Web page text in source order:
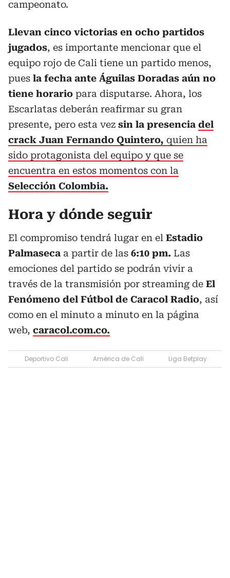
campeonato.
Llevan cinco victorias en ocho partidos
jugados, es importante mencionar que el
equipo rojo de Cali tiene un partido menos,
pues la fecha ante Águilas Doradas aún no
tiene horario para disputarse. Ahora, los
Escarlatas deberán reafirmar su gran
presente, pero esta vez sin la presencia del
crack Juan Fernando Quintero, quien ha
sido protagonista del equipo y que se
encuentra en estos momentos con la
Selección Colombia.
Hora y dónde seguir
El compromiso tendrá lugar en el Estadio
Palmaseca a partir de las 6:10 pm. Las
emociones del partido se podrán vivir a
través de la transmisión por streaming de El
Fenómeno del Fútbol de Caracol Radio, así
como en el minuto a minuto en la página
web, caracol.com.co.
Deportivo Cali América de Cali Liga Betplay